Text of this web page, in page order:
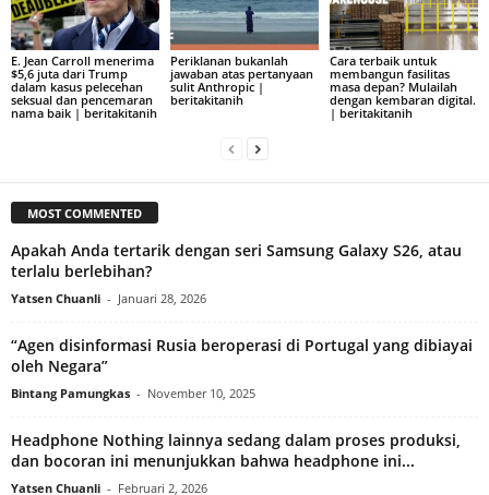
E. Jean Carroll menerima
$5,6 juta dari Trump
dalam kasus pelecehan
seksual dan pencemaran
nama baik | beritakitanih
Periklanan bukanlah
jawaban atas pertanyaan
sulit Anthropic |
beritakitanih
Cara terbaik untuk
membangun fasilitas
masa depan? Mulailah
dengan kembaran digital.
| beritakitanih
MOST COMMENTED
Apakah Anda tertarik dengan seri Samsung Galaxy S26, atau
terlalu berlebihan?
Yatsen Chuanli - Januari 28, 2026
“Agen disinformasi Rusia beroperasi di Portugal yang dibiayai
oleh Negara”
Bintang Pamungkas - November 10, 2025
Headphone Nothing lainnya sedang dalam proses produksi,
dan bocoran ini menunjukkan bahwa headphone ini...
Yatsen Chuanli - Februari 2, 2026